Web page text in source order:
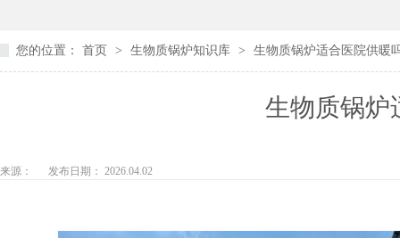
您的位置： 首页 > 生物质锅炉知识库 > 生物质锅炉适合医院供暖
生物质锅炉
来源： 发布日期： 2026.04.02